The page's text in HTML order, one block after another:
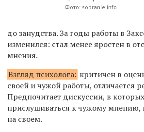
Фото: sobranie.info
до занудства. За годы работы в
изменился: стал менее яростен в
мнения.
Взгляд психолога: критичен в
своей и чужой работы, отличается
Предпочитает дискуссии, в
прислушиваться к чужому мнению,
на своем.